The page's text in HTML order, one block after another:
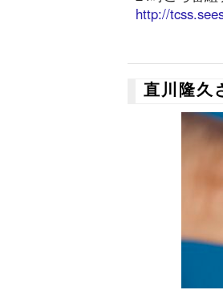
http://
直川隆久